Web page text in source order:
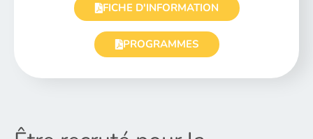
FICHE D'INFORMATION
PROGRAMMES